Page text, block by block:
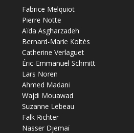
Fabrice Melquiot
Pierre Notte
Aïda Asgharzadeh
Bernard-Marie Koltès
Catherine Verlaguet
Éric-Emmanuel Schmitt
Lars Noren
Ahmed Madani
Wajdi Mouawad
Suzanne Lebeau
Falk Richter
Nasser Djemaï